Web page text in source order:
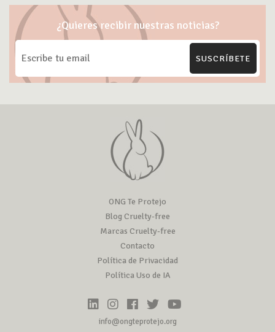
¿Quieres recibir nuestras noticias?
SUSCRÍBETE
ONG Te Protejo
Blog Cruelty-free
Marcas Cruelty-free
Contacto
Política de Privacidad
Política Uso de IA
info@ongteprotejo.org